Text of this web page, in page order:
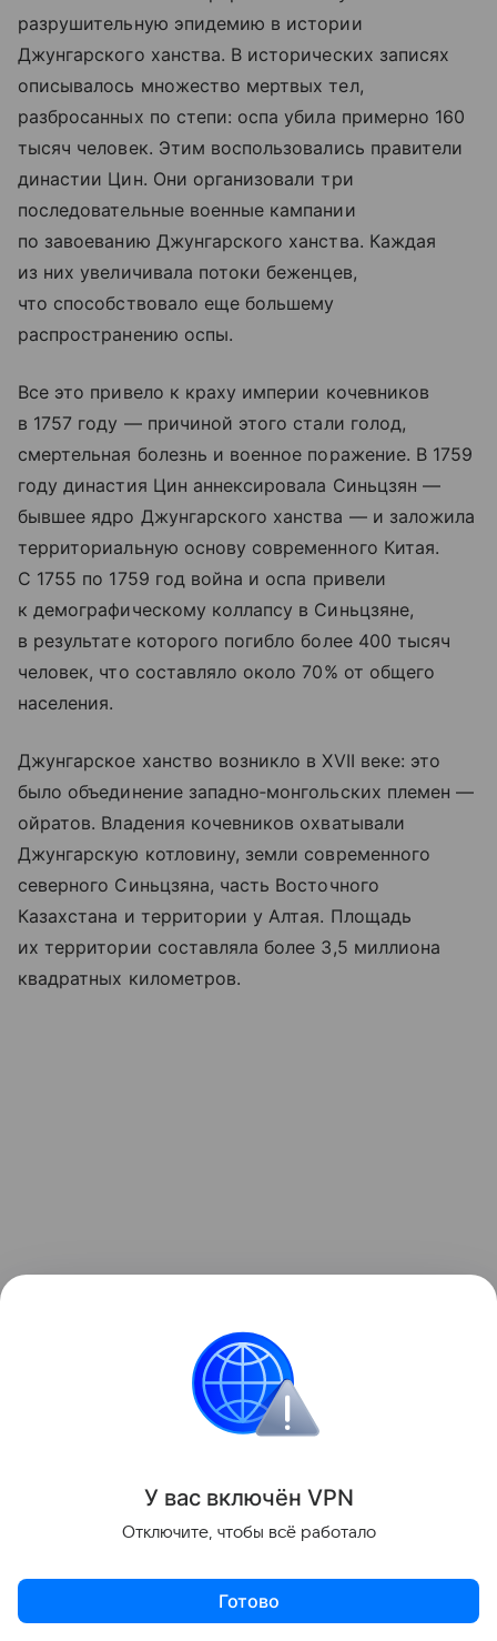
разрушительную эпидемию в истории
Джунгарского ханства. В исторических записях
описывалось множество мертвых тел,
разбросанных по степи: оспа убила примерно 160
тысяч человек. Этим воспользовались правители
династии Цин. Они организовали три
последовательные военные кампании
по завоеванию Джунгарского ханства. Каждая
из них увеличивала потоки беженцев,
что способствовало еще большему
распространению оспы.
Все это привело к краху империи кочевников
в 1757 году — причиной этого стали голод,
смертельная болезнь и военное поражение. В 1759
году династия Цин аннексировала Синьцзян —
бывшее ядро Джунгарского ханства — и заложила
территориальную основу современного Китая.
С 1755 по 1759 год война и оспа привели
к демографическому коллапсу в Синьцзяне,
в результате которого погибло более 400 тысяч
человек, что составляло около 70% от общего
населения.
Джунгарское ханство возникло в XVII веке: это
было объединение западно‑монгольских племен —
ойратов. Владения кочевников охватывали
Джунгарскую котловину, земли современного
северного Синьцзяна, часть Восточного
Казахстана и территории у Алтая. Площадь
их территории составляла более 3,5 миллиона
квадратных километров.
История
У вас включён VPN
Отключите, чтобы всё работало
Готово